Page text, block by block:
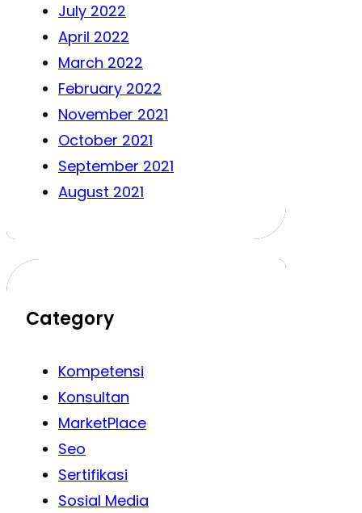
July 2022
April 2022
March 2022
February 2022
November 2021
October 2021
September 2021
August 2021
Category
Kompetensi
Konsultan
MarketPlace
Seo
Sertifikasi
Sosial Media